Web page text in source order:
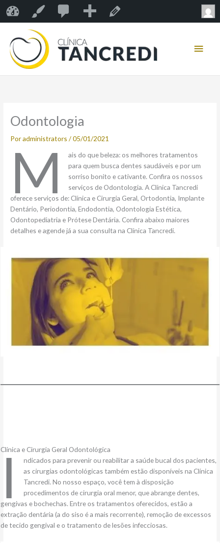
Clínica TancrediPersonalizar
comentário
esperando
moderação
Novo
para
conteúdo
Odontologia
Poradministrators/05/01/2021
M
ais do que beleza: os melhores tratamentos
para quem busca dentes saudáveis e por um
sorriso bonito e cativante. Confira os nossos
serviços de Odontologia. A Clínica Tancredi
oferece serviços de: Clínica e Cirurgia Geral, Ortodontia, Implante
Dentário, Periodontia, Endodontia, Odontologia Estética,
Odontopediatria e Prótese Dentária. Confira abaixo maiores
detalhes e agende já a sua consulta na Clínica Tancredi.
Clínica e Cirurgia Geral Odontológica
I
ndicados para prevenir ou reabilitar a saúde bucal dos pacientes,
as cirurgias odontológicas também estão disponíveis na Clínica
Tancredi. No nosso espaço, você tem à disposição
procedimentos de cirurgia oral menor, que abrange dentes,
gengivas e bochechas. Entre os tratamentos oferecidos, estão a
extração dentária (a do siso é a mais recorrente), remoção de excessos
de tecido gengival e o tratamento de lesões infecciosas.